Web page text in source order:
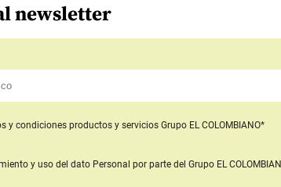
newsletter
y condiciones productos y servicios Grupo EL COLOMBIANO*
y uso del dato Personal por parte del Grupo EL